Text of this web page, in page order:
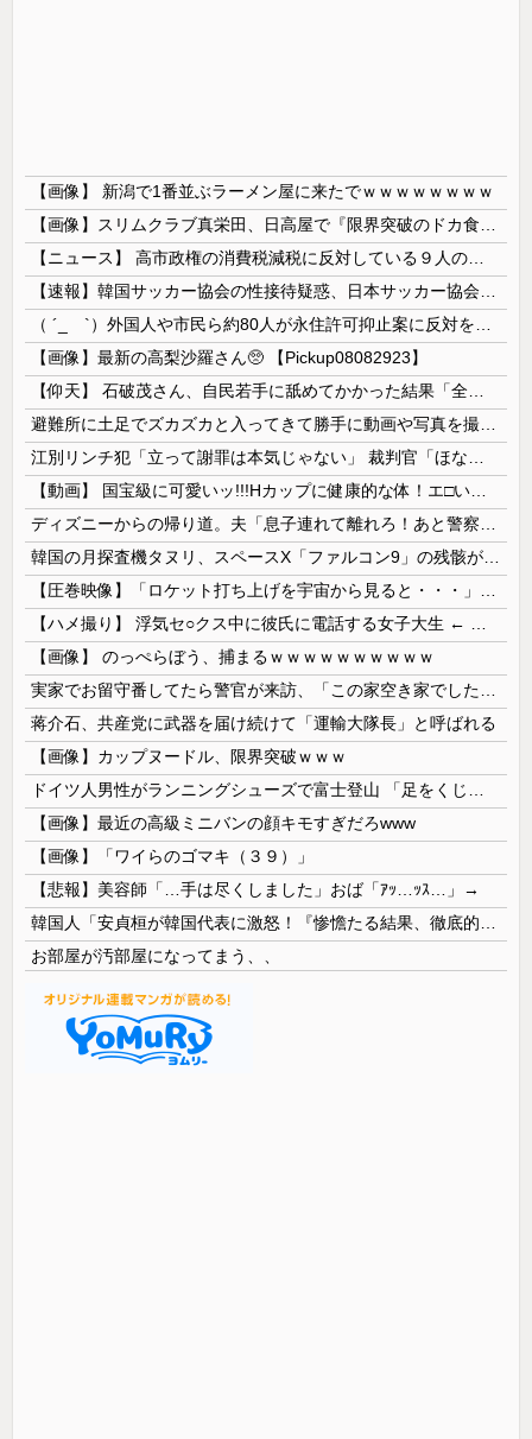
【画像】 新潟で1番並ぶラーメン屋に来たでｗｗｗｗｗｗｗｗ
【画像】最新の高梨沙羅さん🥺 【Pickup08082923】
【画像】 のっぺらぼう、捕まるｗｗｗｗｗｗｗｗｗｗ
蒋介石、共産党に武器を届け続けて「運輸大隊長」と呼ばれる
【画像】カップヌードル、限界突破ｗｗｗ
【画像】最近の高級ミニバンの顔キモすぎだろwww
【画像】「ワイらのゴマキ（３９）」
【悲報】美容師「…手は尽くしました」おば「ｱｯ…ｯｽ…」→
お部屋が汚部屋になってまう、、